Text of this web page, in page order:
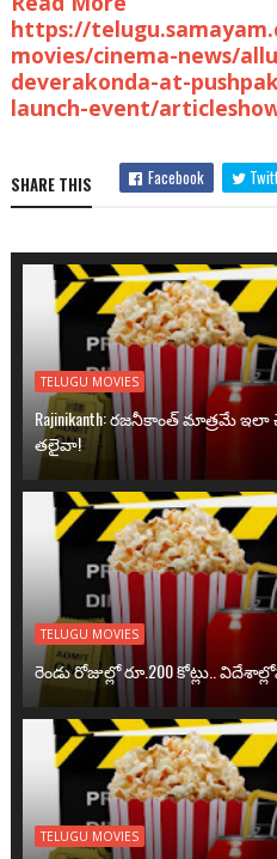
https://
movies/cinema-news/
deverakonda-at-
launch-event/
SHARE THIS Facebook
TELUGU MOVIES
Rajinikanth: రజనీకాంత్
తలైవా!
TELUGU MOVIES
రెండు రోజుల్లో రూ.200 కోట్లు..
TELUGU MOVIES